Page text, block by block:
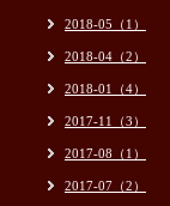
2018-05（1）
2018-04（2）
2018-01（4）
2017-11（3）
2017-08（1）
2017-07（2）